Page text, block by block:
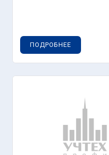
ПОДРОБНЕЕ